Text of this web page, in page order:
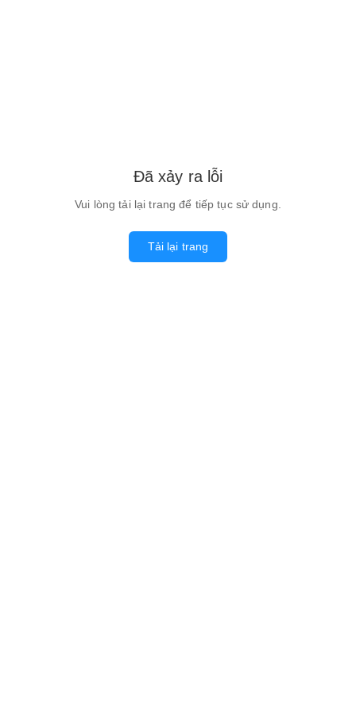
Đã xảy ra lỗi
Vui lòng tải lại trang để tiếp tục sử dụng.
Tải lại trang